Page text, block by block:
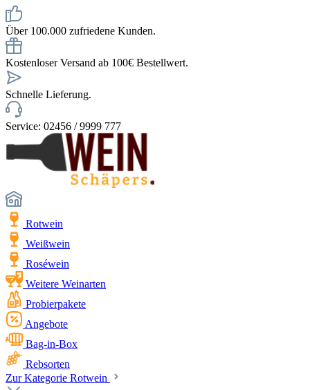
Über 100.000 zufriedene Kunden.
Kostenloser Versand ab 100€ Bestellwert.
Schnelle Lieferung.
Service: 02456 / 9999 777
Rotwein
Weißwein
Roséwein
Weitere Weinarten
Probierpakete
Angebote
Bag-in-Box
Rebsorten
Zur Kategorie Rotwein